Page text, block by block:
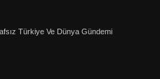
Türkiye Ve Dünya Gündemi